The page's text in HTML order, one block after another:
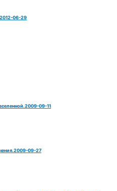
2012-06-29
09-11
09-27